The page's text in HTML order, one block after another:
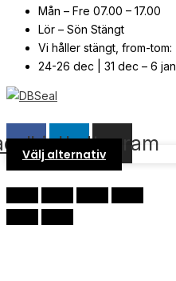
Mån – Fre 07.00 – 17.00
Lör – Sön Stängt
Vi håller stängt, from-tom:
24-26 dec | 31 dec – 6 jan
Linkedin
Instagram
Välj alternativ